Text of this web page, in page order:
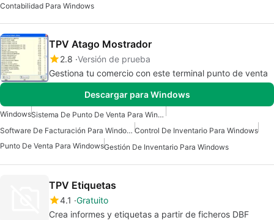
Contabilidad Para Windows
TPV Atago Mostrador
2.8 Versión de prueba
Gestiona tu comercio con este terminal punto de venta
Descargar para Windows
Windows
Sistema De Punto De Venta Para Windows
Software De Facturación Para Windows Control De Inventario Para Windows
Punto De Venta Para WindowsGestión De Inventario Para Windows
TPV Etiquetas
4.1 Gratuito
Crea informes y etiquetas a partir de ficheros DBF